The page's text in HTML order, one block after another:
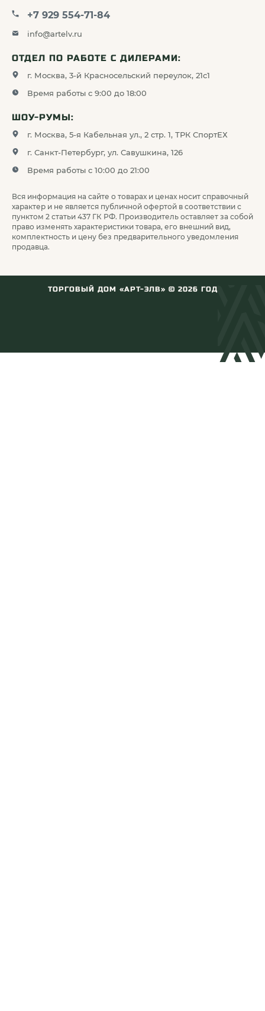
+7 929 554-71-84
info@artelv.ru
ОТДЕЛ ПО РАБОТЕ С ДИЛЕРАМИ:
г. Москва, 3-й Красносельский переулок, 21с1
Время работы с 9:00 до 18:00
ШОУ-РУМЫ:
г. Москва, 5-я Кабельная ул., 2 стр. 1, ТРК СпортЕХ
г. Санкт-Петербург, ул. Савушкина, 126
Время работы с 10:00 до 21:00
Вся информация на сайте о товарах и ценах носит справочный
характер и не является публичной офертой в соответствии с
пунктом 2 статьи 437 ГК РФ. Производитель оставляет за собой
право изменять характеристики товара, его внешний вид,
комплектность и цену без предварительного уведомления
продавца.
ТОРГОВЫЙ ДОМ «АРТ-ЭЛВ» © 2026 ГОД